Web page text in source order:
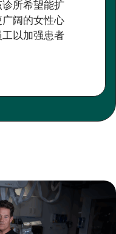
诊所希望能扩
阔的女性心
以加强患者